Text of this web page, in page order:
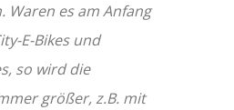
Waren es am Anfang
E-Bikes und
so wird die
größer, z.B. mit